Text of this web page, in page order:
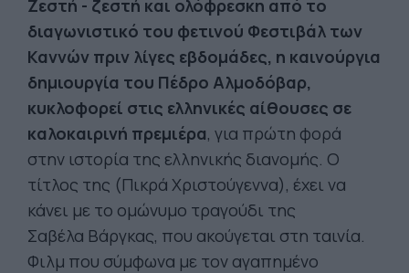
Ζεστή - ζεστή και ολόφρεσκη από το
διαγωνιστικό του φετινού Φεστιβάλ των
Καννών πριν λίγες εβδομάδες, η καινούργια
δημιουργία του Πέδρο Αλμοδόβαρ,
κυκλοφορεί στις ελληνικές αίθουσες σε
καλοκαιρινή πρεμιέρα, για πρώτη φορά
στην ιστορία της ελληνικής διανομής. Ο
τίτλος της (Πικρά Χριστούγεννα), έχει να
κάνει με το ομώνυμο τραγούδι της
Σαβέλα Βάργκας, που ακούγεται στη ταινία.
Φιλμ που σύμφωνα με τον αγαπημένο